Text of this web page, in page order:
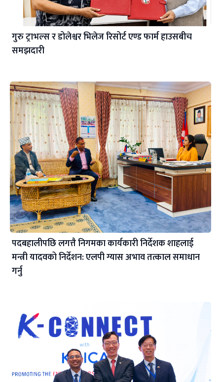
गुरु ट्राभल्स र डोलेश्वर भिलेज रिसोर्ट एण्ड फार्म हाउसबीच
समझदारी
पदबहालीपछि लगत्तै निगमका कार्यकारी निर्देशक शाहलाई
मन्त्री यादवको निर्देशन: एलपी ग्यास अभाव तत्काल समाधान
गर्नु